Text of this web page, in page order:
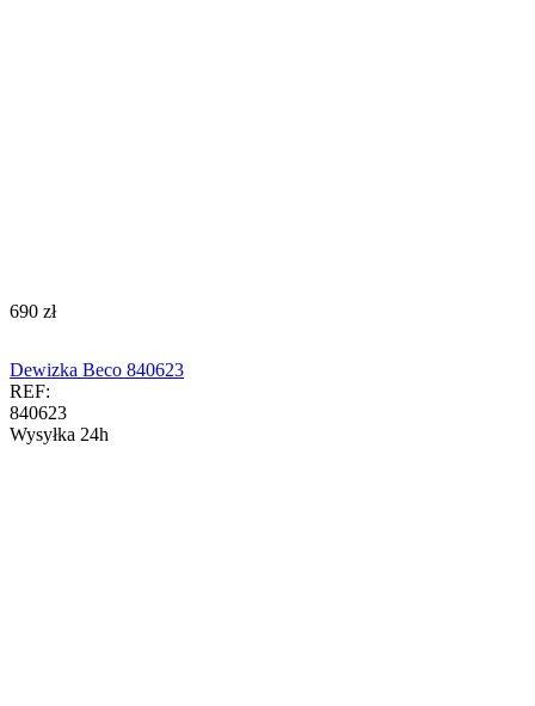
‍690‍ zł
Dewizka Beco 840623
REF:
840623
Wysyłka 24h